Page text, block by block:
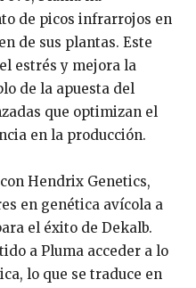
de picos infrarrojos en
de sus plantas. Este
estrés y mejora la
de la apuesta del
que optimizan el
en la producción.
Hendrix Genetics,
en genética avícola a
el éxito de Dekalb.
a Pluma acceder a lo
lo que se traduce en